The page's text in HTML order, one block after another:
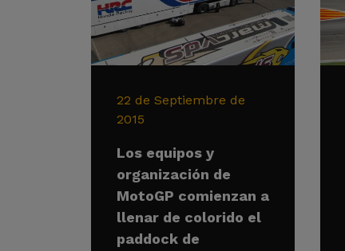
22 de Septiembre de
2015
Los equipos y
organización de
MotoGP comienzan a
llenar de colorido el
paddock de